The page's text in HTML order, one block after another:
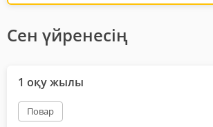
Сен үйренесің
1 оқу жылы
Повар